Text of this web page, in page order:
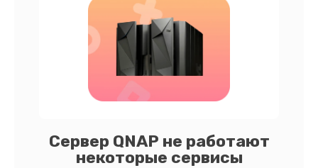
Сервер QNAP не работают
некоторые сервисы